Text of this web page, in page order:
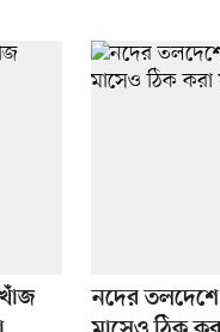
নদের তলদেশে